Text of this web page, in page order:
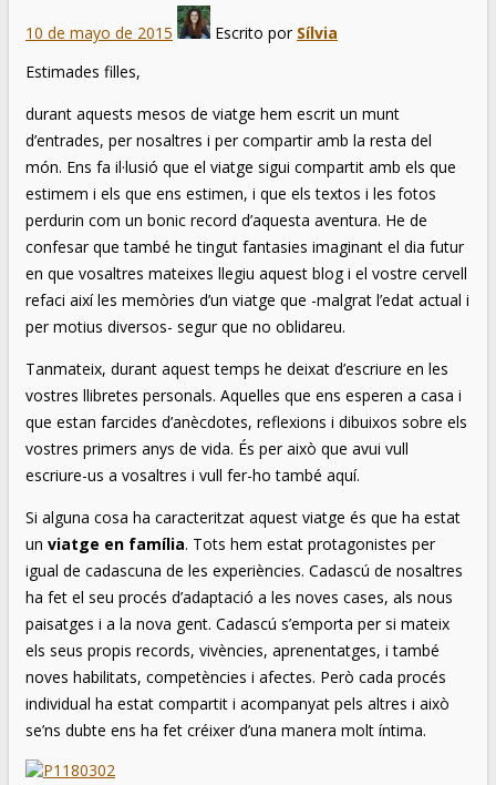
10 de mayo de 2015 Escrito por Sílvia
Estimades filles,
durant aquests mesos de viatge hem escrit un munt
d’entrades, per nosaltres i per compartir amb la resta del
món. Ens fa il·lusió que el viatge sigui compartit amb els que
estimem i els que ens estimen, i que els textos i les fotos
perdurin com un bonic record d’aquesta aventura. He de
confesar que també he tingut fantasies imaginant el dia futur
en que vosaltres mateixes llegiu aquest blog i el vostre cervell
refaci així les memòries d’un viatge que -malgrat l’edat actual i
per motius diversos- segur que no oblidareu.
Tanmateix, durant aquest temps he deixat d’escriure en les
vostres llibretes personals. Aquelles que ens esperen a casa i
que estan farcides d’anècdotes, reflexions i dibuixos sobre els
vostres primers anys de vida. És per això que avui vull
escriure-us a vosaltres i vull fer-ho també aquí.
Si alguna cosa ha caracteritzat aquest viatge és que ha estat
un viatge en família. Tots hem estat protagonistes per
igual de cadascuna de les experiències. Cadascú de nosaltres
ha fet el seu procés d’adaptació a les noves cases, als nous
paisatges i a la nova gent. Cadascú s’emporta per si mateix
els seus propis records, vivències, aprenentatges, i també
noves habilitats, competències i afectes. Però cada procés
individual ha estat compartit i acompanyat pels altres i això
se’ns dubte ens ha fet créixer d’una manera molt íntima.